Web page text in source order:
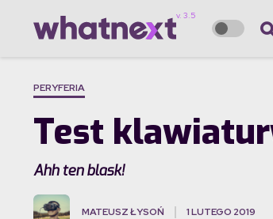
PERYFERIA
Test
Ahh ten blask!
MATEUSZ ŁYSOŃ 1 LUTEGO 2019